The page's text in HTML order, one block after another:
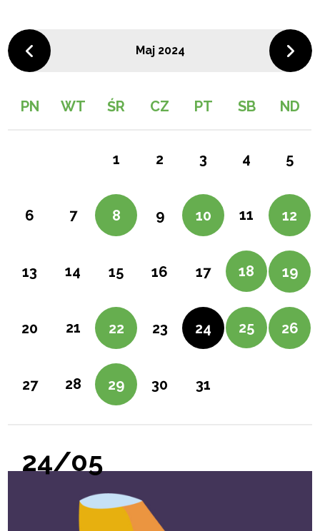
Maj 2024
PN WT ŚR CZ PT SB ND
1 2 3 4 5
6 7 8 9 10 11 12
13 14 15 16 17 18 19
20 21 22 23 24 25 26
27 28 29 30 31
24/05